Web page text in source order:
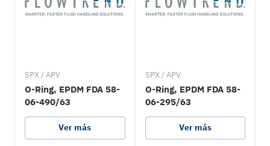
SPX / APV
O-Ring, EPDM FDA 58-
06-490/63
Ver más
SPX / APV
O-Ring, EPDM FDA 58-
06-295/63
Ver más